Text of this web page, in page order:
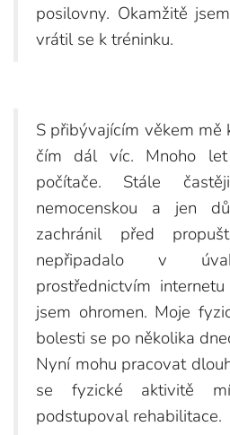
posilovny. Okamžitě
vrátil se k tréninku.
S přibývajícím věkem
čím dál víc. Mnoho
počítače. Stále
nemocenskou a jen
zachránil před
nepřipadalo v
prostřednictvím
jsem ohromen. Moje
bolesti se po několika
Nyní mohu pracovat
se fyzické aktivitě
podstupoval rehabilitace.